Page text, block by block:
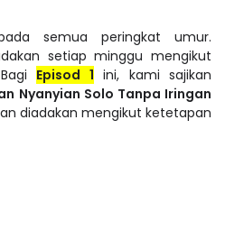
semua peringkat umur.
setiap minggu mengikut
Episod 1 ini, kami sajikan
Nyanyian Solo Tanpa Iringan
diadakan mengikut ketetapan